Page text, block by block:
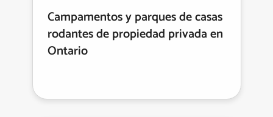
Campamentos y parques de casas
rodantes de propiedad privada en
Ontario